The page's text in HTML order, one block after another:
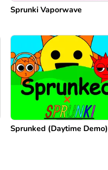
Sprunki Vaporwave
Sprunked (Daytime Demo)